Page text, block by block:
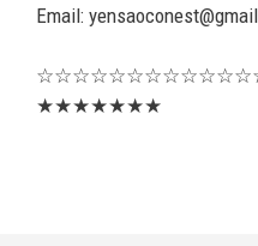
Email:
★★★★★★★